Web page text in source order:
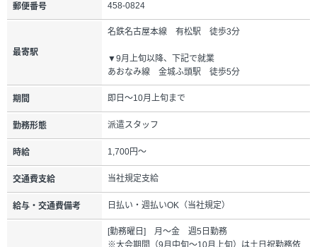
郵便番号 458-0824
最寄駅
名鉄名古屋本線 有松駅 徒歩3分
▼9月上旬以降、下記で就業
あおなみ線 金城ふ頭駅 徒歩5分
期間 即日～10月上旬まで
勤務形態 派遣スタッフ
時給 1,700円～
交通費支給 当社規定支給
給与・交通費備考 日払い・週払いOK（当社規定）
[勤務曜日] 月～金 週5日勤務
※大会期間（9月中旬～10月上旬）は土日祝勤務依